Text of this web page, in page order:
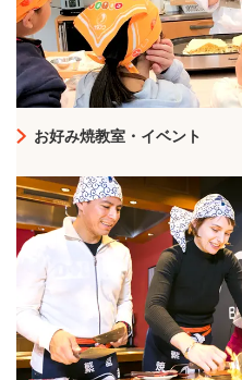
お好み焼教室・イベント